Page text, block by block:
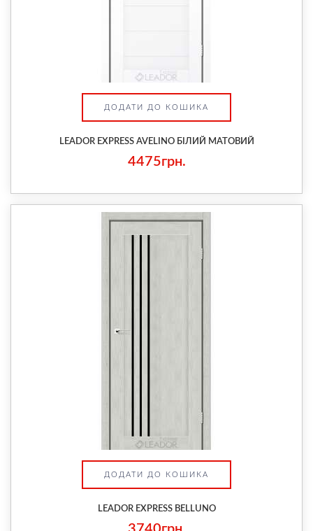
ДОДАТИ ДО КОШИКА
LEADOR EXPRESS AVELINO БІЛИЙ МАТОВИЙ
4475грн.
ДОДАТИ ДО КОШИКА
LEADOR EXPRESS BELLUNO